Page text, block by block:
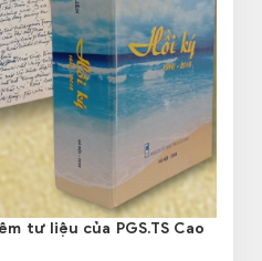
tư liệu của PGS.TS Cao